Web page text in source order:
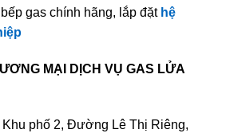
gas chính hãng, lắp đặt hệ
MẠI DỊCH VỤ GAS LỬA
Khu phố 2, Đường Lê Thị Riêng,